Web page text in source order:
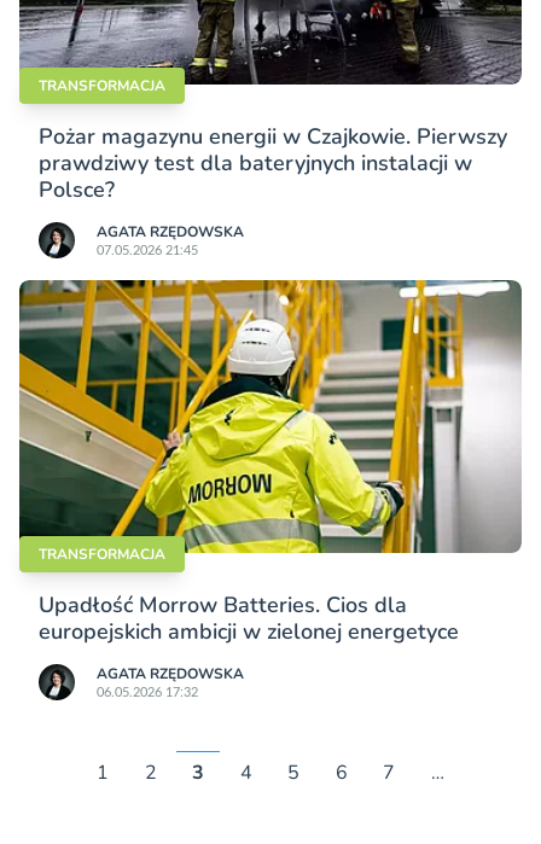
TRANSFORMACJA
Pożar magazynu energii w Czajkowie. Pierwszy
prawdziwy test dla bateryjnych instalacji w
Polsce?
AGATA RZĘDOWSKA
07.05.2026 21:45
TRANSFORMACJA
Upadłość Morrow Batteries. Cios dla
europejskich ambicji w zielonej energetyce
AGATA RZĘDOWSKA
06.05.2026 17:32
1 2 3 4 5 6 7 …